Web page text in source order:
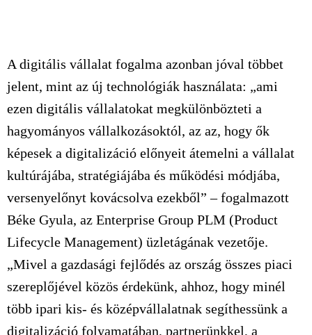
A digitális vállalat fogalma azonban jóval többet
jelent, mint az új technológiák használata: „ami
ezen digitális vállalatokat megkülönbözteti a
hagyományos vállalkozásoktól, az az, hogy ők
képesek a digitalizáció előnyeit átemelni a vállalat
kultúrájába, stratégiájába és működési módjába,
versenyelőnyt kovácsolva ezekből” – fogalmazott
Béke Gyula, az Enterprise Group PLM (Product
Lifecycle Management) üzletágának vezetője.
„Mivel a gazdasági fejlődés az ország összes piaci
szereplőjével közös érdekünk, ahhoz, hogy minél
több ipari kis- és középvállalatnak segíthessünk a
digitalizáció folyamatában, partnerünkkel, a